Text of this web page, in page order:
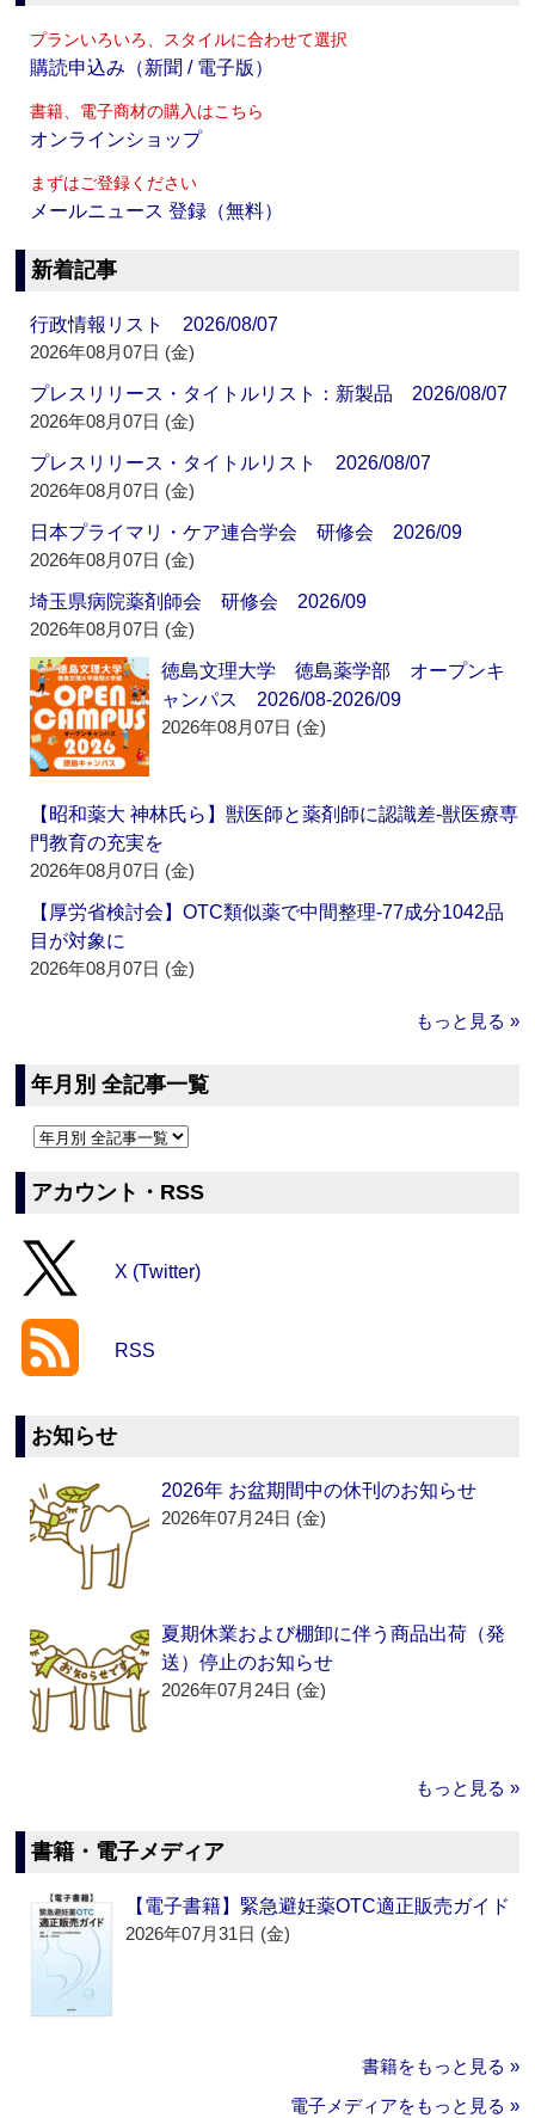
プランいろいろ、スタイルに合わせて選択
購読申込み（新聞 / 電子版）
書籍、電子商材の購入はこちら
オンラインショップ
まずはご登録ください
メールニュース 登録（無料）
新着記事
行政情報リスト 2026/08/07
2026年08月07日 (金)
プレスリリース・タイトルリスト：新製品 2026/08/07
2026年08月07日 (金)
プレスリリース・タイトルリスト 2026/08/07
2026年08月07日 (金)
日本プライマリ・ケア連合学会 研修会 2026/09
2026年08月07日 (金)
埼玉県病院薬剤師会 研修会 2026/09
2026年08月07日 (金)
徳島文理大学 徳島薬学部 オープンキ
ャンパス 2026/08-2026/09
2026年08月07日 (金)
【昭和薬大 神林氏ら】獣医師と薬剤師に認識差‐獣医療専
門教育の充実を
2026年08月07日 (金)
【厚労省検討会】OTC類似薬で中間整理‐77成分1042品
目が対象に
2026年08月07日 (金)
もっと見る »
年月別 全記事一覧
アカウント・RSS
X (Twitter)
RSS
お知らせ
2026年 お盆期間中の休刊のお知らせ
2026年07月24日 (金)
夏期休業および棚卸に伴う商品出荷（発
送）停止のお知らせ
2026年07月24日 (金)
もっと見る »
書籍・電子メディア
【電子書籍】緊急避妊薬OTC適正販売ガイド
2026年07月31日 (金)
書籍をもっと見る »
電子メディアをもっと見る »